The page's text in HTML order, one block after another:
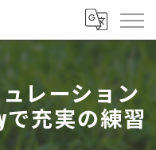
レーション
で充実の練習